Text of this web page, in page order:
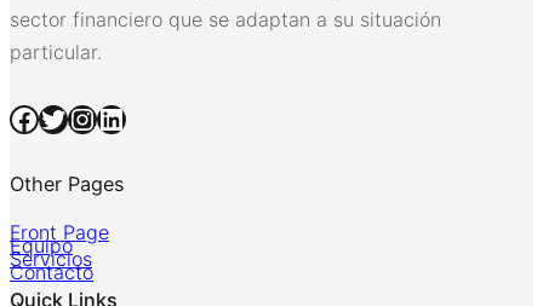
sector financiero que se adaptan a su situación
particular.
Facebook Twitter InstagramLinkedIn
Other Pages
Front Page
Equipo
Servicios
Contacto
Quick Links